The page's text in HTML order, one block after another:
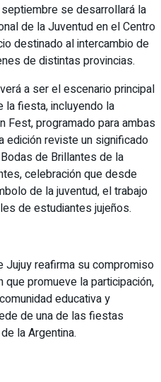
se desarrollará la
de la Juventud en el Centro
destinado al intercambio de
de distintas provincias.
a ser el escenario principal
fiesta, incluyendo la
Fest, programado para ambas
edición reviste un significado
de Brillantes de la
celebración que desde
de la juventud, el trabajo
de estudiantes jujeños.
Jujuy reafirma su compromiso
que promueve la participación,
educativa y
de una de las fiestas
la Argentina.